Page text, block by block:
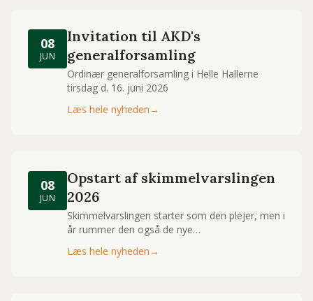
08
JUN
Invitation til AKD's
generalforsamling
Ordinær generalforsamling i Helle Hallerne
tirsdag d. 16. juni 2026
Læs hele nyheden→
08
JUN
Opstart af skimmelvarslingen
2026
Skimmelvarslingen starter som den plejer, men i
år rummer den også de nye
Læs hele nyheden→